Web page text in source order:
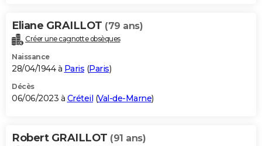
Eliane GRAILLOT (79 ans)
Créer une cagnotte obsèques
Naissance
28/04/1944 à Paris (Paris)
Décès
06/06/2023 à Créteil (Val-de-Marne)
Robert GRAILLOT (91 ans)